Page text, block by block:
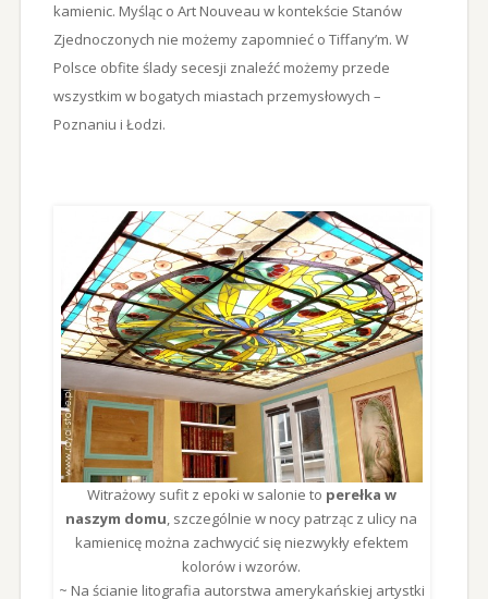
kamienic. Myśląc o Art Nouveau w kontekście Stanów
Zjednoczonych nie możemy zapomnieć o Tiffany’m. W
Polsce obfite ślady secesji znaleźć możemy przede
wszystkim w bogatych miastach przemysłowych –
Poznaniu i Łodzi.
Witrażowy sufit z epoki w salonie to perełka w
naszym domu, szczególnie w nocy patrząc z ulicy na
kamienicę można zachwycić się niezwykły efektem
kolorów i wzorów.
~ Na ścianie litografia autorstwa amerykańskiej artystki